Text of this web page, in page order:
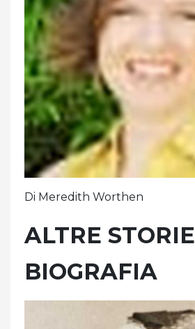
Di Meredith Worthen
ALTRE
BIOGRAFIA